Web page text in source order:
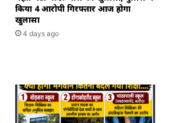
किया 4 आरोपी गिरफ्तार आज होगा
खुलासा
4 days ago